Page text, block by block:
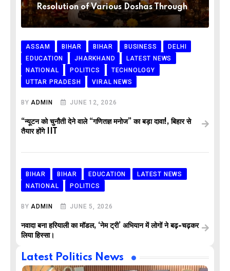
Resolution of Various Doshas Through
ASSAM BIHAR BIHAR BUSINESS
DELHI
EDUCATION
JHARKHAND
LATEST NEWS
NATIONAL
POLITICS
TECHNOLOGY
UTTAR PRADESH
VIRAL NEWS
BYADMIN JUNE 12, 2026
“न्यूटन को चुनौती देने वाले “गणितज्ञ मनोज” का बड़ा दावा!, बिहार से
तैयार होंगे IIT
BIHAR BIHAR EDUCATION
LATEST NEWS
NATIONAL
POLITICS
BYADMIN JUNE 5, 2026
नवादा बना हरियाली का मॉडल, ‘नेम ट्री’ अभियान में लोगों ने बढ़-चढ़कर
लिया हिस्सा।
Latest Politics News